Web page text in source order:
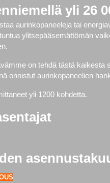
yli 26
aurinkopaneeleja tai
ylitsepääsemättömän
on tehdä tästä kaikesta
onnistut aurinkopaneelien
yli 1200 kohdetta.